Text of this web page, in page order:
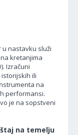
u nastavku služi
kretanjima
Izračuni
ili
na
performansi.
je na sopstveni
na temelju